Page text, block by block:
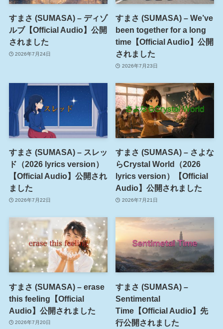
すまさ (SUMASA) – ディゾ
ルブ【Official Audio】公開
されました
2026年7月24日
すまさ (SUMASA) – We’ve
been together for a long
time【Official Audio】公開
されました
2026年7月23日
すまさ (SUMASA) – スレッ
ド（2026 lyrics version）
【Official Audio】公開され
ました
2026年7月22日
すまさ (SUMASA) – さよな
らCrystal World（2026
lyrics version）【Official
Audio】公開されました
2026年7月21日
すまさ (SUMASA) – erase
this feeling【Official
Audio】公開されました
2026年7月20日
すまさ (SUMASA) –
Sentimental
Time【Official Audio】先
行公開されました